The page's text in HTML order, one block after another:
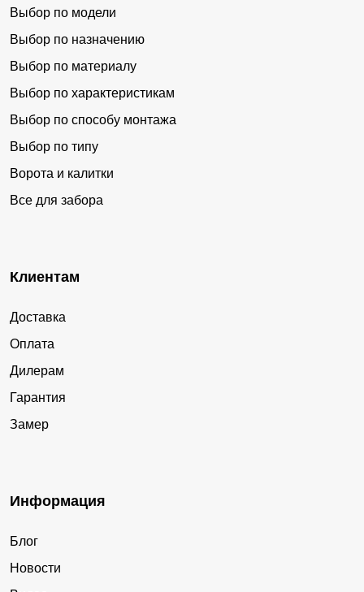
Выбор по модели
Выбор по назначению
Выбор по материалу
Выбор по характеристикам
Выбор по способу монтажа
Выбор по типу
Ворота и калитки
Все для забора
Клиентам
Доставка
Оплата
Дилерам
Гарантия
Замер
Информация
Блог
Новости